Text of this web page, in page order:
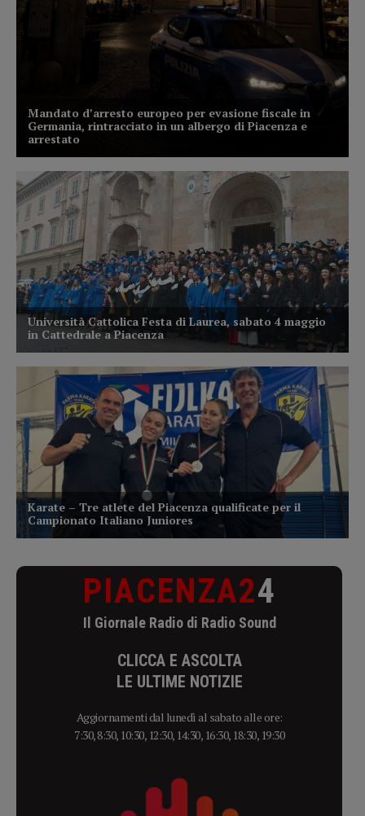
PIACENZA24
Il Giornale Radio di Radio Sound
CLICCA E ASCOLTA
LE ULTIME NOTIZIE
Aggiornamenti dal lunedì al sabato alle ore:
7:30, 8:30, 10:30, 12:30, 14:30, 16:30, 18:30, 19:30